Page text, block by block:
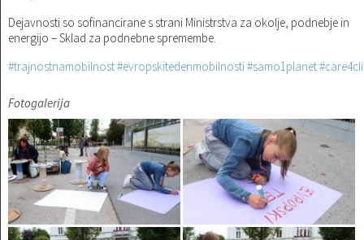
Dejavnosti so sofinancirane s strani Ministrstva za okolje, podnebje in
energijo – Sklad za podnebne spremembe.
#trajnostnamobilnost#evropskitedenmobilnosti#samo1planet
Fotogalerija